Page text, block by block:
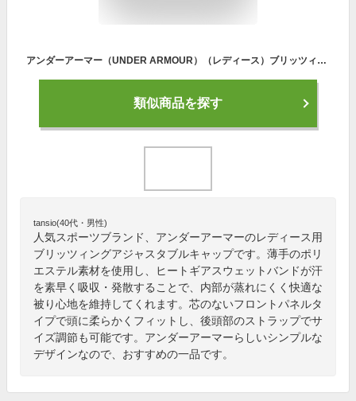
アンダーアーマー（UNDER ARMOUR）（レディース）ブリッツィング アジャスタブル キャップ1376705 帽子 吸汗速乾
類似商品を探す
tansio(40代・男性)
人気スポーツブランド、アンダーアーマーのレディース用
ブリッツィングアジャスタブルキャップです。薄手のポリ
エステル素材を使用し、ヒートギアスウェットバンドが汗
を素早く吸収・発散することで、内部が蒸れにくく快適な
被り心地を維持してくれます。芯のないフロントパネルタ
イプで頭に柔らかくフィットし、後頭部のストラップでサ
イズ調節も可能です。アンダーアーマーらしいシンプルな
デザインなので、おすすめの一品です。